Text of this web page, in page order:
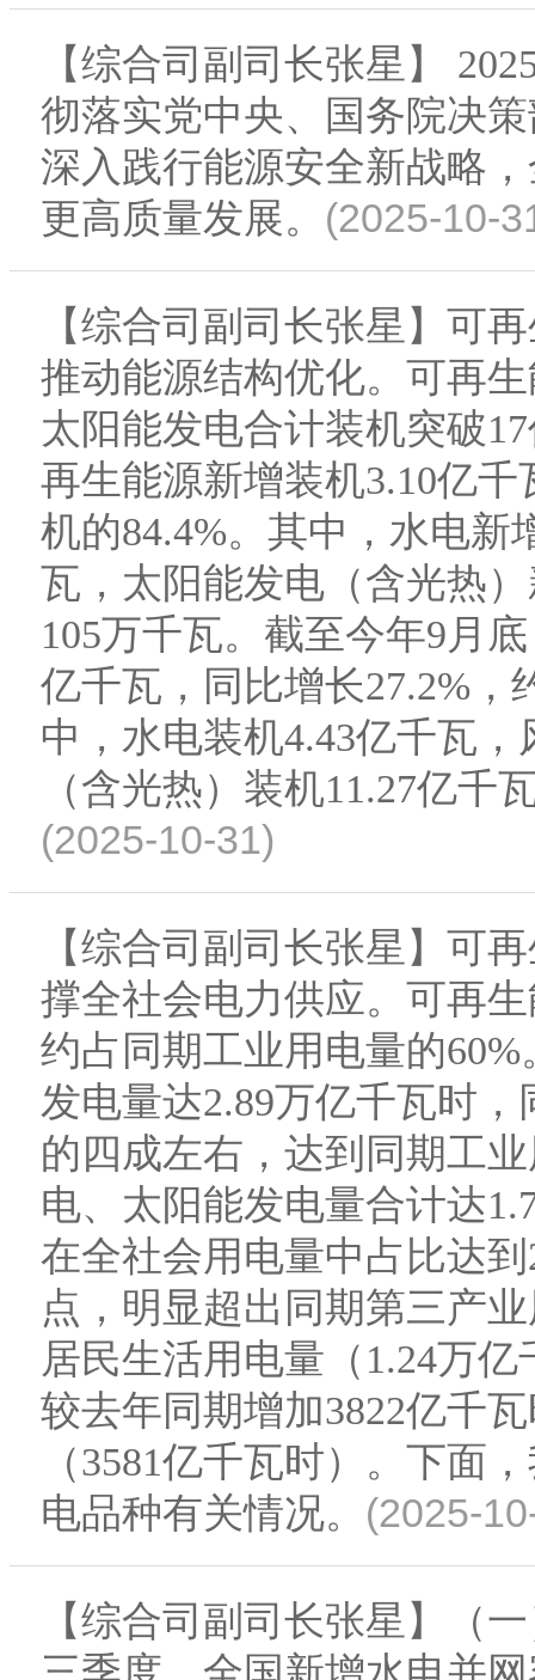
【综合司副司长张星】
彻落实党中央、国务院决
深入践行能源安全新战略
更高质量发展。 (2025-10-
【综合司副司长张星】可
推动能源结构优化。可再
太阳能发电合计装机突破
再生能源新增装机3.10亿
机的84.4%。其中，水电新
瓦，太阳能发电（含光热
105万千瓦。截至今年9月
亿千瓦，同比增长27.2%，
中，水电装机4.43亿千瓦
（含光热）装机11.27亿千
(2025-10-31)
【综合司副司长张星】可
撑全社会电力供应。可再
约占同期工业用电量的
发电量达2.89万亿千瓦时
的四成左右，达到同期工
电、太阳能发电量合计达
在全社会用电量中占比达
点，明显超出同期第三产
居民生活用电量（1.24万
较去年同期增加3822亿千
（3581亿千瓦时）。下面
电品种有关情况。 (2025-
【综合司副司长张星】（